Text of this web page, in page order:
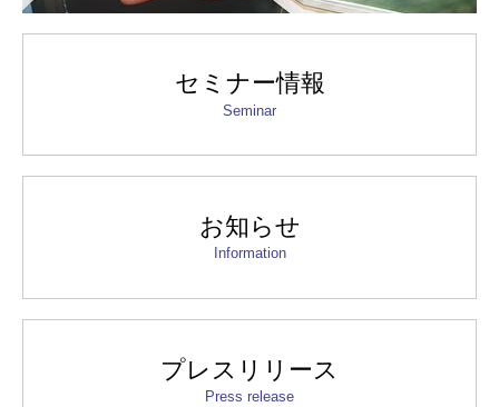
セミナー情報
Seminar
お知らせ
Information
プレスリリース
Press release